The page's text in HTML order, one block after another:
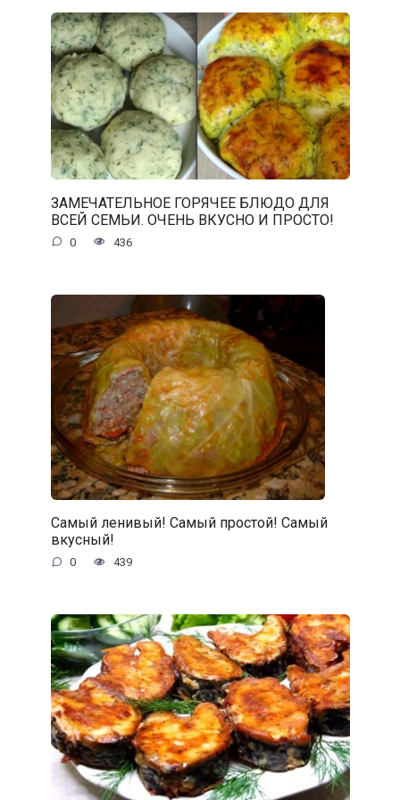
ЗАМЕЧАТЕЛЬНОЕ ГОРЯЧЕЕ БЛЮДО ДЛЯ
ВСЕЙ СЕМЬИ. ОЧЕНЬ ВКУСНО И ПРОСТО!
0 436
Самый ленивый! Самый простой! Самый
вкусный!
0 439